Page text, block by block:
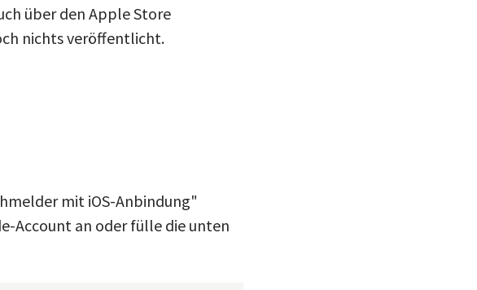
über den Apple Store
nichts veröffentlicht.
mit iOS-Anbindung"
Account an oder fülle die unten